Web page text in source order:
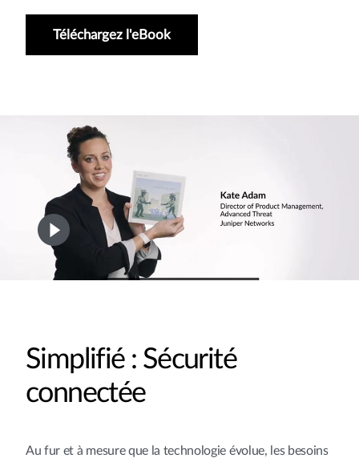
Téléchargez l'eBook
Simplifié : Sécurité
connectée
Au fur et à mesure que la technologie évolue, les besoins